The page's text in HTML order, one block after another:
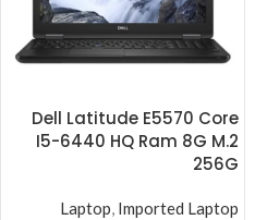
Dell Latitude E5570 Core
I5-6440 HQ Ram 8G M.2
256G
Laptop, Imported Laptop